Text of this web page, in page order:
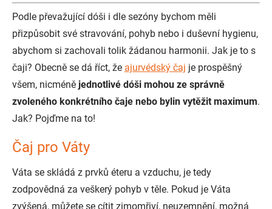
Podle převažující dóši i dle sezóny bychom měli
přizpůsobit své stravování, pohyb nebo i duševní hygienu,
abychom si zachovali tolik žádanou harmonii. Jak je to s
čaji? Obecně se dá říct, že ajurvédský čaj je prospěšný
všem, nicméně jednotlivé dóši mohou ze správně
zvoleného konkrétního čaje nebo bylin vytěžit maximum.
Jak? Pojďme na to!
Čaj pro Váty
Váta se skládá z prvků éteru a vzduchu, je tedy
zodpovědná za veškerý pohyb v těle. Pokud je Váta
zvýšená, můžete se cítit zimomřiví, neuzemnění, možná